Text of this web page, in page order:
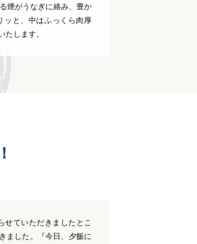
煙がうなぎに絡み、豊か
ッと、中はふっくら肉厚
します。
せていただきましたとこ
ました。『今日、夕飯に